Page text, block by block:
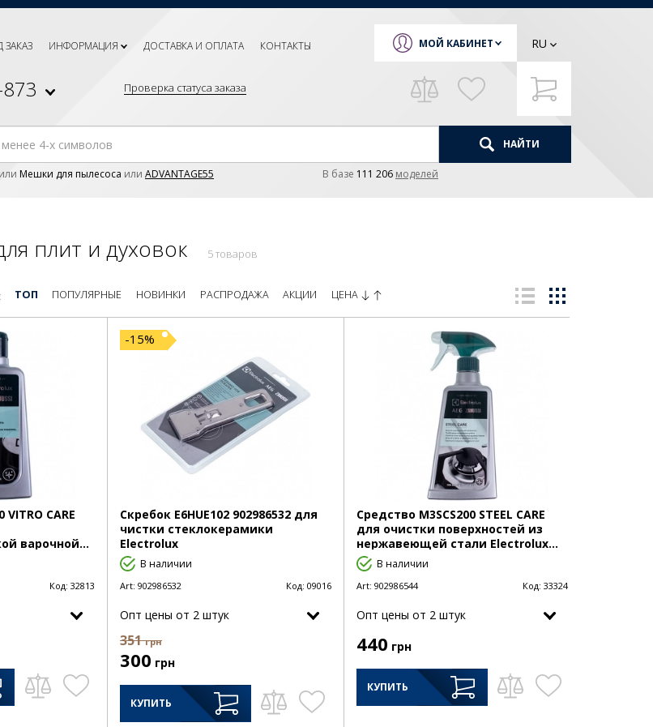
ИНФОРМАЦИЯ ДОСТАВКА И ОПЛАТА КОНТАКТЫ
Проверка статуса заказа
МОЙ КАБИНЕТ RU
НАЙТИ
или Мешки для пылесоса или ADVANTAGE55 В базе 111 206 моделей
плит и духовок 5 товаров
ТОП ПОПУЛЯРНЫЕ НОВИНКИ РАСПРОДАЖА АКЦИИ ЦЕНА
CARE
варочной...
Код: 32813
Скребок E6HUE102 902986532 для
чистки стеклокерамики
Electrolux
-15%
В наличии
Art: 902986532 Код: 09016
Опт цены от 2 штук
351 грн
300 грн
КУПИТЬ
Средство M3SCS200 STEEL CARE
для очистки поверхностей из
нержавеющей стали Electrolux...
В наличии
Art: 902986544 Код: 33324
Опт цены от 2 штук
440 грн
КУПИТЬ